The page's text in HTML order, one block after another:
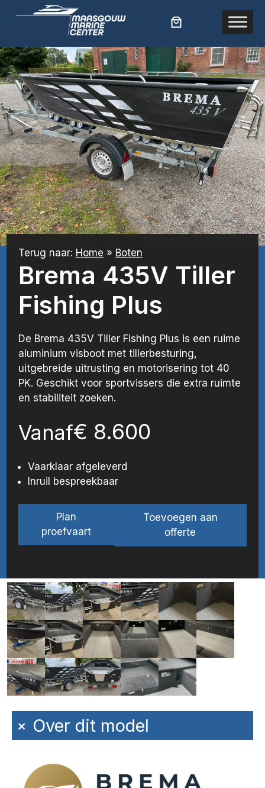
inhoud
Terug naar: Home » Boten
Brema 435V Tiller
Fishing Plus
De Brema 435V Tiller Fishing Plus is een ruime
aluminium visboot met tillerbesturing,
uitgebreide uitrusting en motorisering tot 40
PK. Geschikt voor sportvissers die extra ruimte
en stabiliteit zoeken.
Vanaf€ 8.600
Vaarklaar afgeleverd
Inruil bespreekbaar
Plan
proefvaart
Toevoegen aan
offerte
+ Over dit model